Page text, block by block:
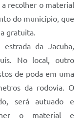
recolher o material
do município, que
gratuita.
da Jacuba,
No local, outro
de poda em uma
da rodovia. O
será autuado e
o material e